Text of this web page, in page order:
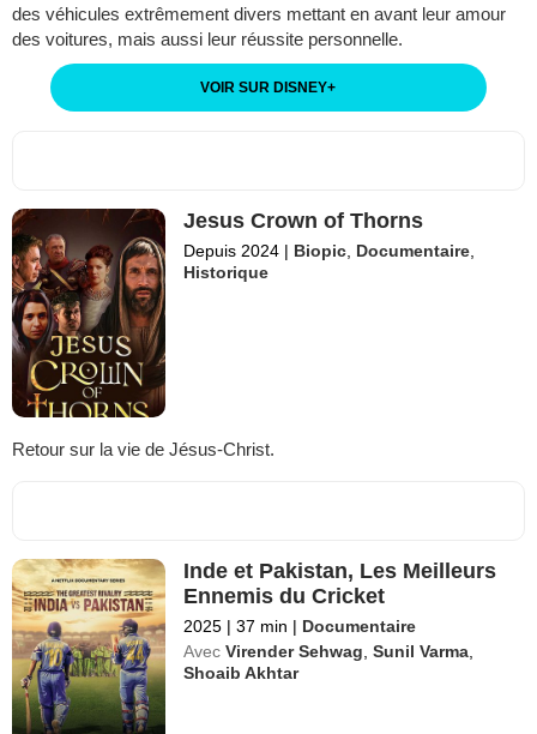
des véhicules extrêmement divers mettant en avant leur amour
des voitures, mais aussi leur réussite personnelle.
VOIR SUR DISNEY+
Jesus Crown of Thorns
Depuis 2024 | Biopic Documentaire
Historique
Retour sur la vie de Jésus-Christ.
Inde et Pakistan, Les Meilleurs
Ennemis du Cricket
2025 | 37 min | Documentaire
Avec Virender Sehwag ,Sunil Varma
Shoaib Akhtar